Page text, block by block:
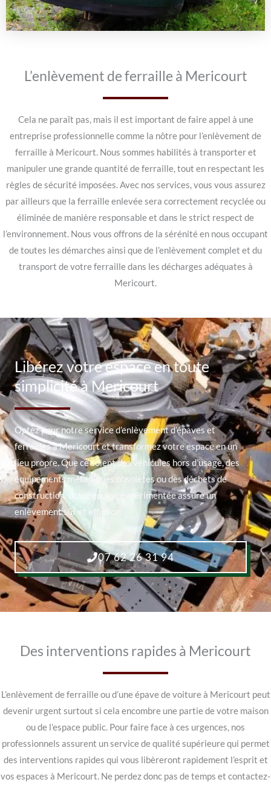
L’enlèvement de ferraille à Mericourt
Cela ne paraît pas, mais il est important de faire appel à une
entreprise professionnelle comme la nôtre pour l’enlèvement de
ferraille à Mericourt. Nous sommes habilités à transporter et
manipuler une grande quantité de ferraille, tout en respectant les
règles de sécurité imposées. Avec nos services, vous vous assurez
par ailleurs que la ferraille enlevée sera correctement recyclée ou
éliminée de manière responsable et dans le strict respect de
l’environnement. Nous vous offrons de la sérénité en nous occupant
de toutes les démarches ainsi que de l’enlèvement complet et du
transport de votre ferraille dans les décharges adéquates à
Mericourt.
Libérez votre espace en toute
simplicité à Mericourt
Optez pour notre service d’enlèvement d’épaves et
ferrailles à Mericourt et transformez votre espace en un
lieu propre. Que ce soient des véhicules hors d’usage, des
équipements métalliques obsolètes ou des déchets de
construction, notre équipe expérimentée assure un
enlèvement sûr et efficace.
07 62 26 31 94
Des interventions rapides à Mericourt
L’enlèvement de ferraille ou d’une épave de voiture à Mericourt peut
devenir urgent surtout si cela encombre une partie de votre maison
ou de l’espace public. Pour faire face à ces urgences, nos
professionnels assurent un service de qualité supérieure qui permet
des interventions rapides qui vous libèreront rapidement l’esprit et
vos espaces à Mericourt. Ne perdez donc pas de temps et contactez-